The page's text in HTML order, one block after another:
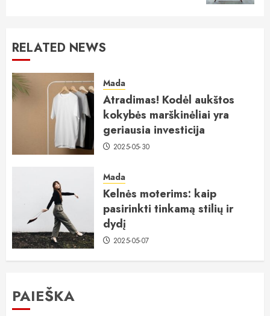
RELATED NEWS
Mada
Atradimas! Kodėl aukštos
kokybės marškinėliai yra
geriausia investicija
2025-05-30
Mada
Kelnės moterims: kaip
pasirinkti tinkamą stilių ir
dydį
2025-05-07
PAIEŠKA